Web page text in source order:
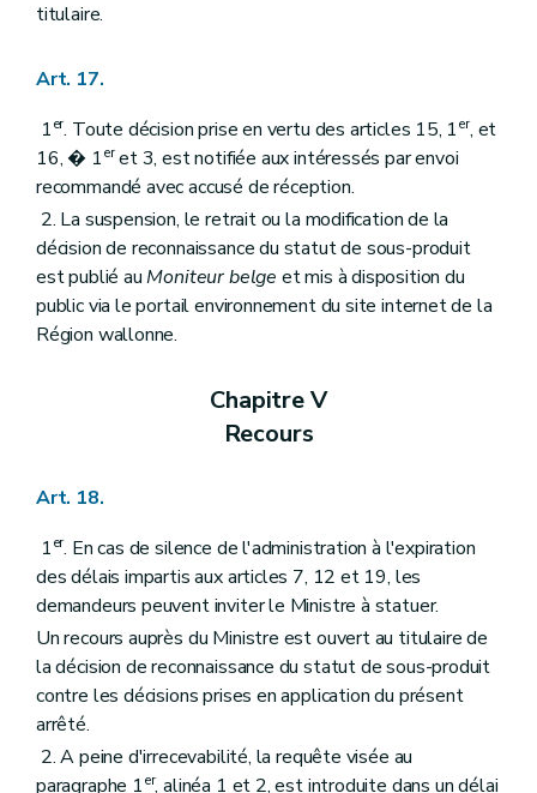
titulaire.
Art. 17.
1er. Toute décision prise en vertu des articles 15, 1er, et
16, � 1eret 3, est notifiée aux intéressés par envoi
recommandé avec accusé de réception.
2. La suspension, le retrait ou la modification de la
décision de reconnaissance du statut de sous-produit
est publié auMoniteur belge et mis à disposition du
public via le portail environnement du site internet de la
Région wallonne.
Chapitre V
Recours
Art. 18.
1er. En cas de silence de l'administration à l'expiration
des délais impartis aux articles 7, 12 et 19, les
demandeurs peuvent inviter le Ministre à statuer.
Un recours auprès du Ministre est ouvert au titulaire de
la décision de reconnaissance du statut de sous-produit
contre les décisions prises en application du présent
arrêté.
2. A peine d'irrecevabilité, la requête visée au
paragraphe 1er, alinéa 1 et 2, est introduite dans un délai